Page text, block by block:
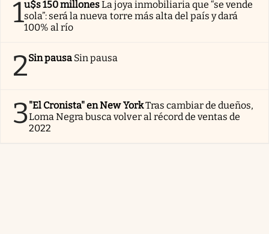
1u$s 150 millonesLa joya inmobiliaria que “se vende
sola”: será la nueva torre más alta del país y dará
100% al río
2Sin pausa Sin pausa
3"El Cronista" en New YorkTras cambiar de dueños,
Loma Negra busca volver al récord de ventas de
2022